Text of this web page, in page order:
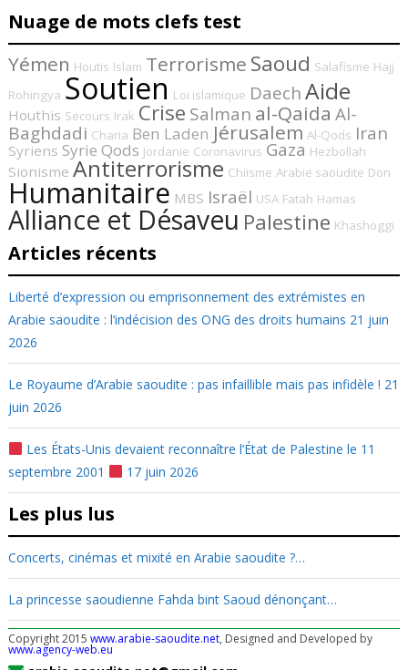
Nuage de mots clefs test
Yémen Houtis Islam Terrorisme Saoud Salafisme Hajj
Rohingya Soutien Loi islamique DaechAide
Houthis Secours Irak Crise Salman al-Qaida Al-
Baghdadi Charia Ben Laden Jérusalem Al-Qods Iran
Syriens Syrie Qods Jordanie Coronavirus Gaza Hezbollah
Sionisme Antiterrorisme Chiisme Arabie saoudite Don
Humanitaire MBS Israël USA Fatah Hamas
Alliance et Désaveu Palestine Khashoggi
Articles récents
Liberté d’expression ou emprisonnement des extrémistes en
Arabie saoudite : l’indécision des ONG des droits humains 21 juin
2026
Le Royaume d’Arabie saoudite : pas infaillible mais pas infidèle ! 21
juin 2026
Les États-Unis devaient reconnaître l’État de Palestine le 11
septembre 2001
17 juin 2026
Les plus lus
Concerts, cinémas et mixité en Arabie saoudite ?…
La princesse saoudienne Fahda bint Saoud dénonçant…
Copyright 2015 www.arabie-saoudite.net, Designed and Developed by
www.agency-web.eu